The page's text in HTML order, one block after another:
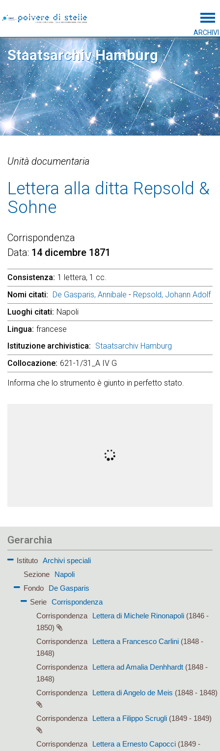
ARCHIVI
Staatsarchiv Hamburg
Unità documentaria
Lettera alla ditta Repsold &
Sohne
Corrispondenza
Data 14 dicembre 1871
Consistenza 1 lettera, 1 cc.
Nomi citati
De Gasparis, Annibale - Repsold, Johann Adolf
Luoghi citati Napoli
Lingua francese
Istituzione archivistica
Staatsarchiv Hamburg
Collocazione 621-1/31_A IV G
Informa che lo strumento è giunto in perfetto stato.
Gerarchia
Istituto
Archivi speciali
Sezione
Napoli
Fondo
De Gasparis
Serie Corrispondenza
Corrispondenza
Lettera di Michele Rinonapoli (1846 -
1850)
Corrispondenza
Lettera a Francesco Carlini (1848 -
1848)
Corrispondenza
Lettera ad Amalia Denhhardt (1848 -
1848)
Corrispondenza
Lettera di Angelo de Meis (1848 - 1848)
Corrispondenza Lettera a Filippo Scrugli (1849 - 1849)
Corrispondenza Lettera a Ernesto Capocci (1849 -